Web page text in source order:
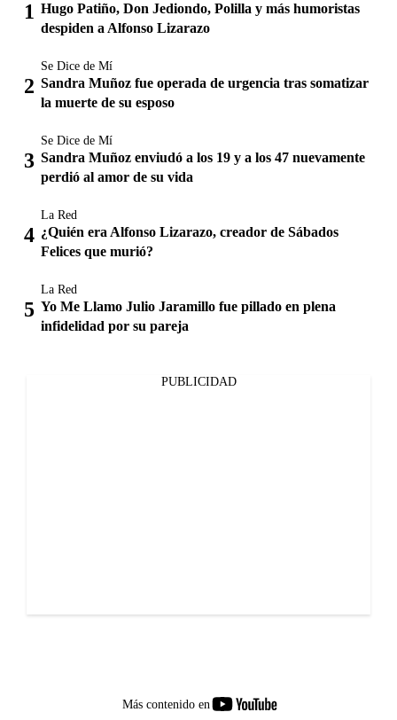
Hugo Patiño, Don Jediondo, Polilla y más humoristas
despiden a Alfonso Lizarazo
Se Dice de Mí
Sandra Muñoz fue operada de urgencia tras somatizar
la muerte de su esposo
Se Dice de Mí
Sandra Muñoz enviudó a los 19 y a los 47 nuevamente
perdió al amor de su vida
La Red
¿Quién era Alfonso Lizarazo, creador de Sábados
Felices que murió?
La Red
Yo Me Llamo Julio Jaramillo fue pillado en plena
infidelidad por su pareja
PUBLICIDAD
Más contenido en
youtube-